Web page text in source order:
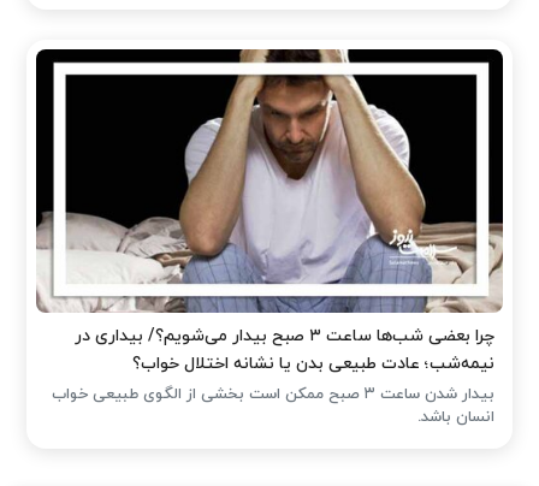
چرا بعضی شب‌ها ساعت ۳ صبح بیدار می‌شویم؟/ بیداری در
نیمه‌شب؛ عادت طبیعی بدن یا نشانه اختلال خواب؟
بیدار شدن ساعت ۳ صبح ممکن است بخشی از الگوی طبیعی خواب
انسان باشد.